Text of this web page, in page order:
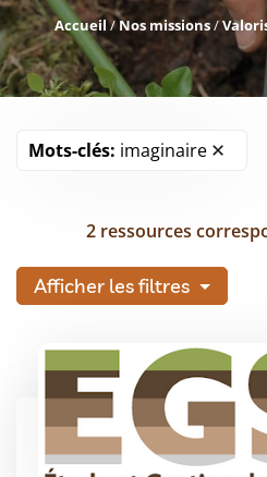
Accueil/Nos missions/
Mots-clés: imaginaire
2 ressources
Afficher les filtres